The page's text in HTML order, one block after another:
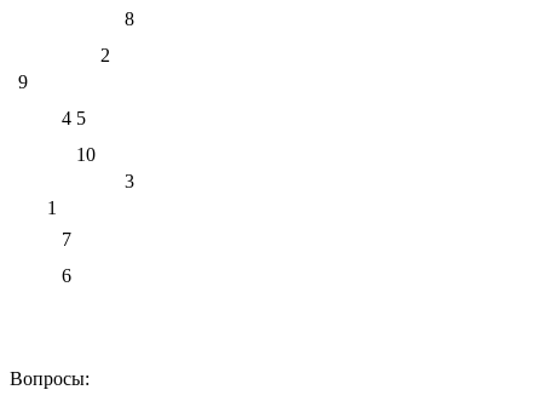
8
2
9
4 5
10
3
1
7
6
Вопросы: